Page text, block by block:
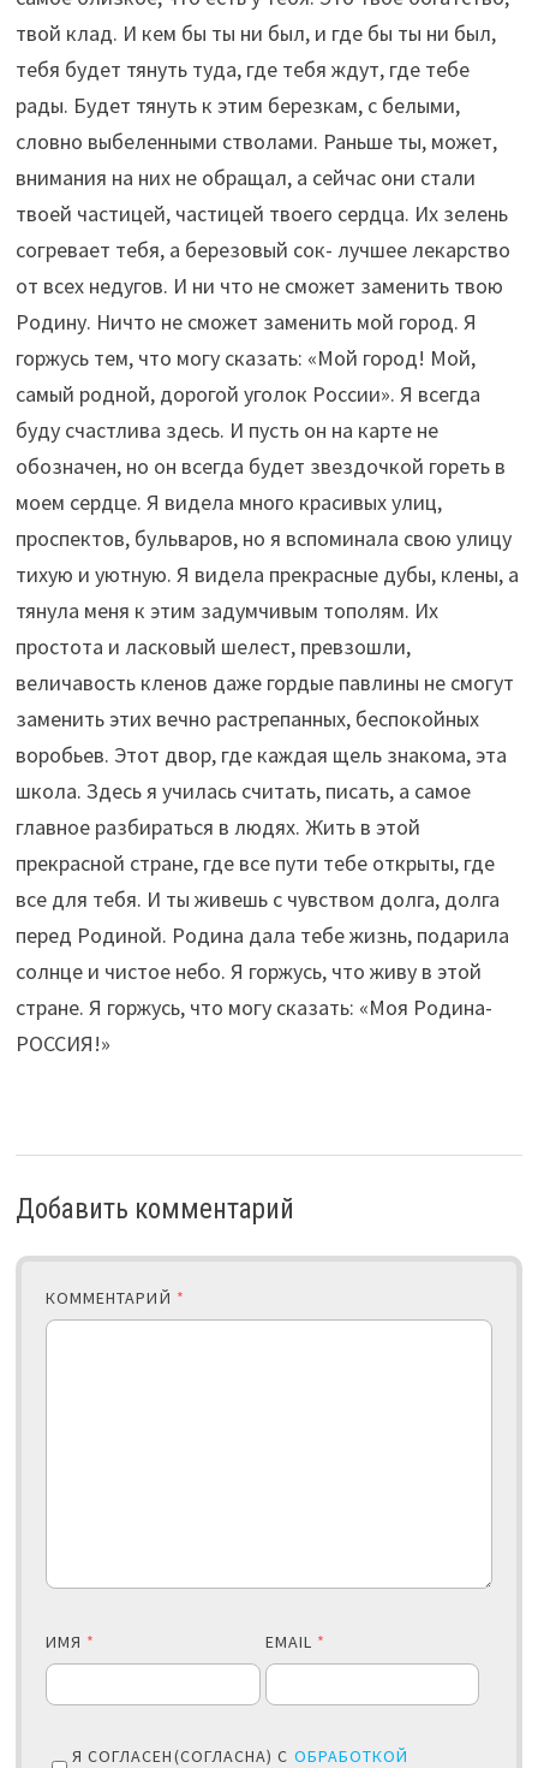
твой клад. И кем бы ты ни был, и где бы ты ни был,
тебя будет тянуть туда, где тебя ждут, где тебе
рады. Будет тянуть к этим березкам, с белыми,
словно выбеленными стволами. Раньше ты, может,
внимания на них не обращал, а сейчас они стали
твоей частицей, частицей твоего сердца. Их зелень
согревает тебя, а березовый сок- лучшее лекарство
от всех недугов. И ни что не сможет заменить твою
Родину. Ничто не сможет заменить мой город. Я
горжусь тем, что могу сказать: «Мой город! Мой,
самый родной, дорогой уголок России». Я всегда
буду счастлива здесь. И пусть он на карте не
обозначен, но он всегда будет звездочкой гореть в
моем сердце. Я видела много красивых улиц,
проспектов, бульваров, но я вспоминала свою улицу
тихую и уютную. Я видела прекрасные дубы, клены, а
тянула меня к этим задумчивым тополям. Их
простота и ласковый шелест, превзошли,
величавость кленов даже гордые павлины не смогут
заменить этих вечно растрепанных, беспокойных
воробьев. Этот двор, где каждая щель знакома, эта
школа. Здесь я училась считать, писать, а самое
главное разбираться в людях. Жить в этой
прекрасной стране, где все пути тебе открыты, где
все для тебя. И ты живешь с чувством долга, долга
перед Родиной. Родина дала тебе жизнь, подарила
солнце и чистое небо. Я горжусь, что живу в этой
стране. Я горжусь, что могу сказать: «Моя Родина-
РОССИЯ!»
Добавить комментарий
КОММЕНТАРИЙ *
ИМЯ * EMAIL *
Я СОГЛАСЕН(СОГЛАСНА) С ОБРАБОТКОЙ